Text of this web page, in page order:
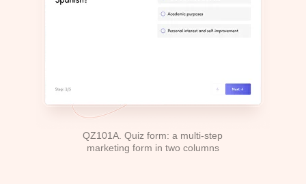
QZ101A. Quiz form: a multi-step
marketing form in two columns